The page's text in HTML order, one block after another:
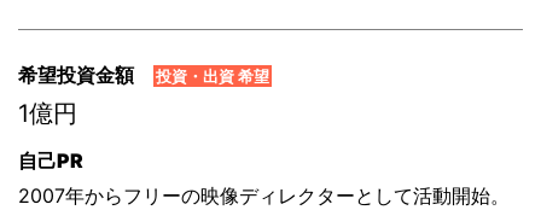
希望投資金額 投資・出資 希望
1億円
自己PR
2007年からフリーの映像ディレクターとして活動開始。